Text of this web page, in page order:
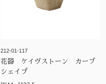
212-01-117
花器 ケイヴストーン カーブ
シェイプ